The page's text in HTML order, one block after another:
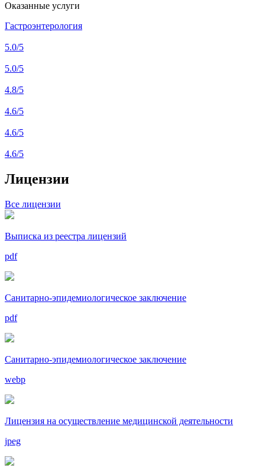
Оказанные услуги
Гастроэнтерология
5.0/5
5.0/5
4.8/5
4.6/5
4.6/5
4.6/5
Лицензии
Все лицензии
Выписка из реестра лицензий
pdf
Санитарно-эпидемиологическое заключение
pdf
Санитарно-эпидемиологическое заключение
webp
Лицензия на осуществление медицинской деятельности
jpeg